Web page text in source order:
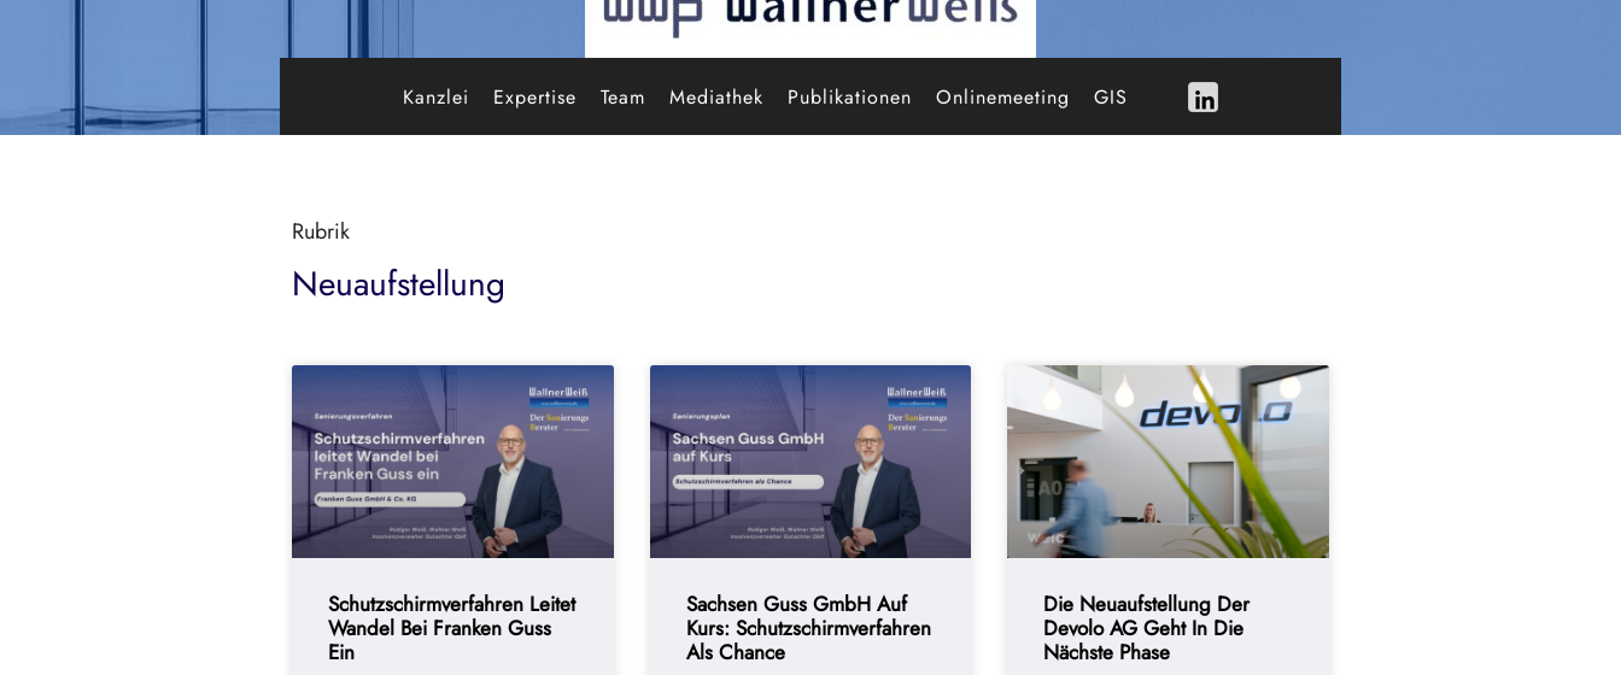
Kanzlei Expertise Team Mediathek Publikationen Onlinemeeting GIS
Rubrik
Neuaufstellung
Schutzschirmverfahren Leitet
Wandel Bei Franken Guss
Ein
Sachsen Guss GmbH Auf
Kurs: Schutzschirmverfahren
Als Chance
Die Neuaufstellung Der
Devolo AG Geht In Die
Nächste Phase